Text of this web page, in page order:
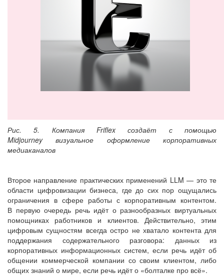
Рис. 5. Компания Friflex создаёт с помощью
Midjourney визуальное оформление корпоративных
медиаканалов
Второе направление практических применений LLM — это те
области цифровизации бизнеса, где до сих пор ощущались
ограничения в сфере работы с корпоративным контентом.
В первую очередь речь идёт о разнообразных виртуальных
помощниках работников и клиентов. Действительно, этим
цифровым сущностям всегда остро не хватало контента для
поддержания содержательного разговора: данных из
корпоративных информационных систем, если речь идёт об
общении коммерческой компании со своим клиентом, либо
общих знаний о мире, если речь идёт о «болталке про всё».